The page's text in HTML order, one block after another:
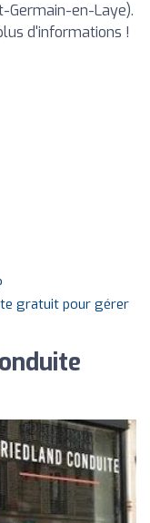
Germain-en-Laye).
d'informations !
gratuit pour gérer